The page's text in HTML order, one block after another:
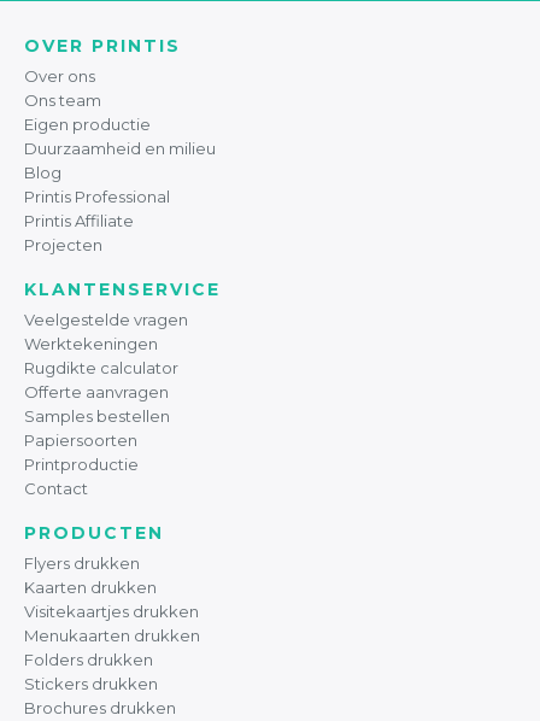
OVER PRINTIS
Over ons
Ons team
Eigen productie
Duurzaamheid en milieu
Blog
Printis Professional
Printis Affiliate
Projecten
KLANTENSERVICE
Veelgestelde vragen
Werktekeningen
Rugdikte calculator
Offerte aanvragen
Samples bestellen
Papiersoorten
Printproductie
Contact
PRODUCTEN
Flyers drukken
Kaarten drukken
Visitekaartjes drukken
Menukaarten drukken
Folders drukken
Stickers drukken
Brochures drukken